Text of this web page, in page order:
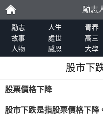
勵
志
勵志
勵志 人生 青春
故事
處世 高三
人物
感恩 大學
股市下
股票價格下降
股市下跌是指股票價格下降